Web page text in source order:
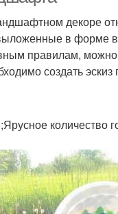
декоре
в форме
правилам,
создать
количество